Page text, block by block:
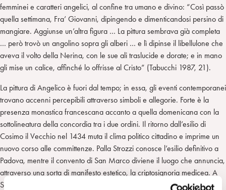
femminei e caratteri angelici, al confine tra umano e divino: “Così passò
quella settimana, Fra’ Giovanni, dipingendo e dimenticandosi persino di
mangiare. Aggiunse un’altra figura … La pittura sembrava già completa
… però trovò un angolino sopra gli alberi … e lì dipinse il libellulone che
aveva il volto della Nerina, con le sue ali traslucide e dorate; e in mano
gli mise un calice, affinché lo offrisse al Cristo” (Tabucchi 1987, 21).
La pittura di Angelico è fuori dal tempo; in essa, gli eventi contemporanei
trovano accenni percepibili attraverso simboli e allegorie. Forte è la
presenza monastica francescana accanto a quella domenicana con la
sottolineatura della concordia tra i due ordini. Il ritorno dall’esilio di
Cosimo il Vecchio nel 1434 muta il clima politico cittadino e imprime un
nuovo corso alle committenze. Palla Strozzi conosce l’esilio definitivo a
Padova, mentre il convento di San Marco diviene il luogo che annuncia,
attraverso una sorta di manifesto estetico, la criptosignoria medicea. A
San Marco, dove dispone di una cella, Cosimo incentiva l’arte di